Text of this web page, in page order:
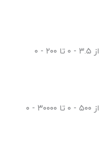
از ۳.۵ - ۰ تا ۲۰۰ - ۰
از ۵۰۰ - ۰ تا ۳۰۰۰۰ - ۰